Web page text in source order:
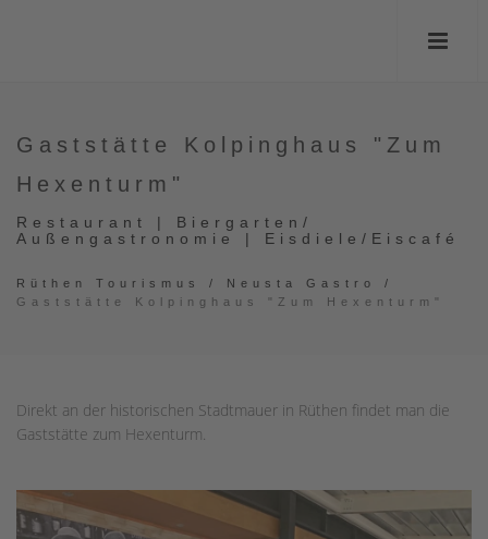
Gaststätte Kolpinghaus "Zum
Hexenturm"
Restaurant | Biergarten/
Außengastronomie | Eisdiele/Eiscafé
Rüthen Tourismus / Neusta Gastro
/
Gaststätte Kolpinghaus "Zum Hexenturm"
Direkt an der historischen Stadtmauer in Rüthen findet man die
Gaststätte zum Hexenturm.